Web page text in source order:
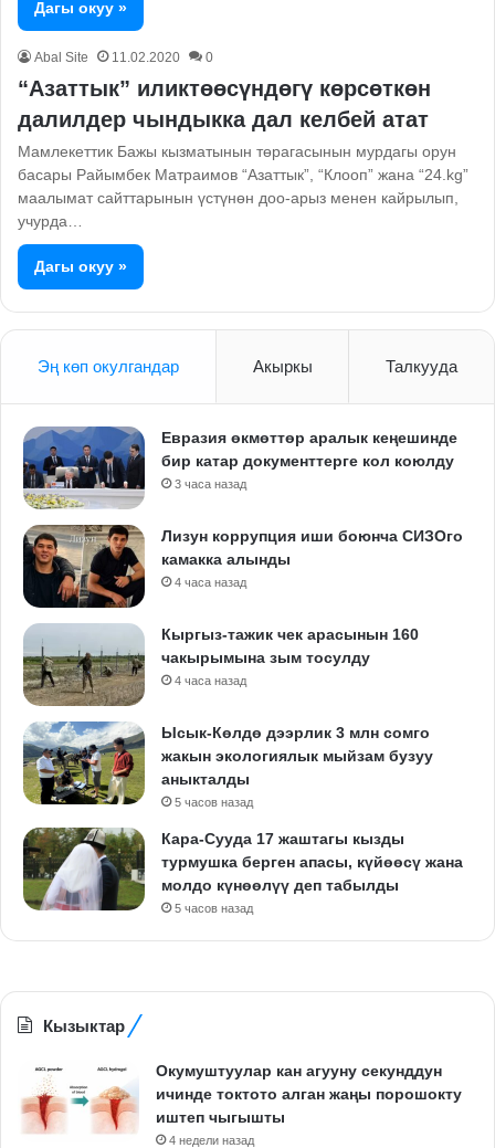
Дагы окуу »
Abal Site 11.02.2020 0
“Азаттык” иликтөөсүндөгү көрсөткөн
далилдер чындыкка дал келбей атат
Мамлекеттик Бажы кызматынын төрагасынын мурдагы орун
басары Райымбек Матраимов “Азаттык”, “Клооп” жана “24.kg”
маалымат сайттарынын үстүнөн доо-арыз менен кайрылып,
учурда…
Дагы окуу »
Эң көп окулгандар Акыркы Талкууда
Евразия өкмөттөр аралык кеңешинде
бир катар документтерге кол коюлду
3 часа назад
Лизун коррупция иши боюнча СИЗОго
камакка алынды
4 часа назад
Кыргыз-тажик чек арасынын 160
чакырымына зым тосулду
4 часа назад
Ысык-Көлдө дээрлик 3 млн сомго
жакын экологиялык мыйзам бузуу
аныкталды
5 часов назад
Кара-Сууда 17 жаштагы кызды
турмушка берген апасы, күйөөсү жана
молдо күнөөлүү деп табылды
5 часов назад
Кызыктар
Окумуштуулар кан агууну секунддун
ичинде токтото алган жаңы порошокту
иштеп чыгышты
4 недели назад